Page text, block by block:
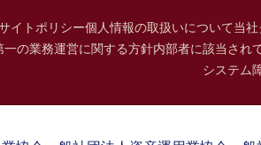
イトポリシー個人情報の取扱いについて当
一の業務運営に関する方針内部者に該当され
システム